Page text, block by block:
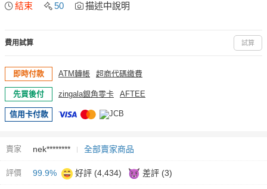
結束 50 描述中說明
費用試算 試算
即時付款 ATM轉帳 超商代碼繳費
先買後付 zingala銀角零卡 AFTEE
信用卡付款
賣家 nek******** 全部賣家商品
評價 99.9% 好評 (4,434) 差評 (3)